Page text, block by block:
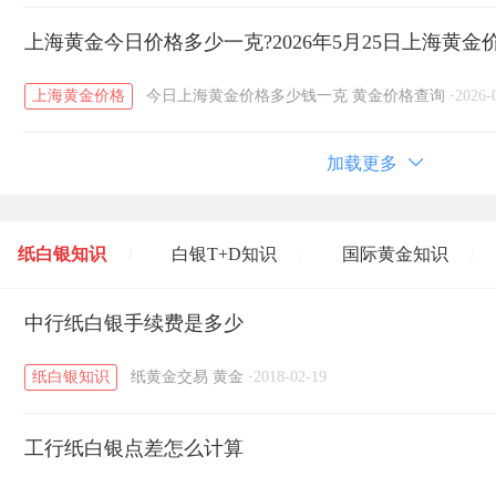
上海黄金今日价格多少一克?2026年5月25日上海黄金
上海黄金价格 今日上海黄金价格多少钱一克 黄金价格查询 · 2026-
加载更多
纸白银知识 白银T+D知识 国际黄金知识
黄金T+D知识 / 粤贵银知识
中行纸白银手续费是多少
纸白银知识 纸黄金交易 黄金 · 2018-02-19
工行纸白银点差怎么计算